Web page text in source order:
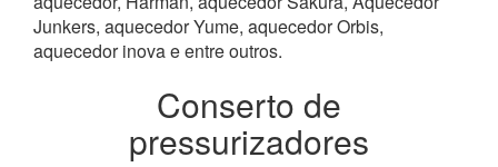
Junkers, aquecedor Yume, aquecedor Orbis,
aquecedor inova e entre outros.
Conserto de
pressurizadores